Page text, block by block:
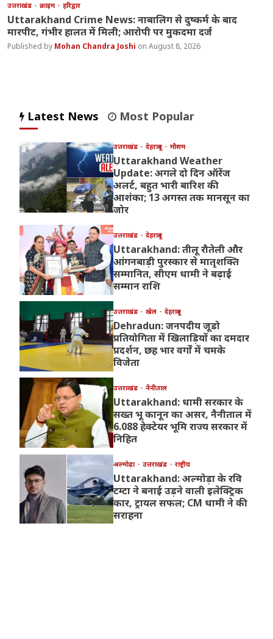
उत्तराखंड क्राइम हरिद्वार
Uttarakhand Crime News: नाबालिग से दुष्कर्म के बाद
मारपीट, गंभीर हालत में मिली; आरोपी पर मुकदमा दर्ज
Mohan Chandra Joshi August 8, 2026
Latest News Most Popular
उत्तराखंड देहरादून मौसम
Uttarakhand Weather
Update: अगले दो दिन ऑरेंज
अलर्ट, बहुत भारी बारिश की
आशंका; 13 अगस्त तक मानसून का
जोर
उत्तराखंड देहरादून
Uttarakhand: तीलू रौतेली और
आंगनबाड़ी पुरस्कार से मातृशक्ति
सम्मानित, सीएम धामी ने बढ़ाई
सम्मान राशि
उत्तराखंड खेल देहरादून
Dehradun: जनपदीय जूडो
प्रतियोगिता में खिलाड़ियों का दमदार
प्रदर्शन, छह भार वर्गों में चमके
विजेता
उत्तराखंड नैनीताल
Uttarakhand: धामी सरकार के
सख्त भू कानून का असर, नैनीताल में
6.088 हेक्टेयर भूमि राज्य सरकार में
निहित
अल्मोड़ा उत्तराखंड राष्ट्रीय
Uttarakhand: अल्मोड़ा के रवि
टम्टा ने बनाई उड़ने वाली इलेक्ट्रिक
कार, ट्रायल सफल; CM धामी ने की
सराहना